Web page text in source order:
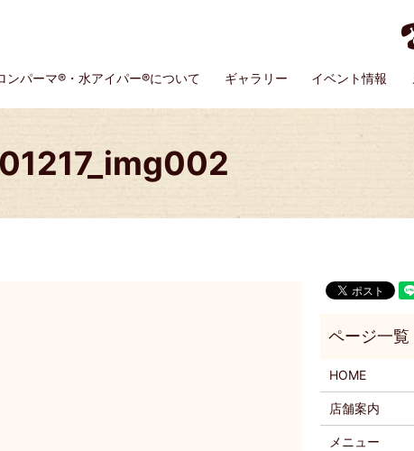
ンパーマ®・水アイパー®について ギャラリー イベント情報
HOME
店舗案内
メニュー